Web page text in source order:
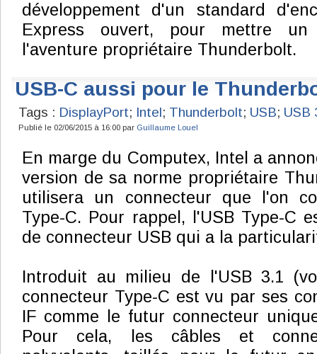
développement d'un standard
Express ouvert, pour mettre
l'aventure propriétaire Thunderbolt.
USB-C aussi pour le
Tags : DisplayPort; Intel; Thunderbolt; USB; USB
Publié le 02/06/2015 à 16:00 par Guillaume Louel
En marge du Computex, Intel a
version de sa norme propriétaire
utilisera un connecteur que l'on
Type-C. Pour rappel, l'USB Type-C
de connecteur USB qui a la
Introduit au milieu de l'USB 3.1
connecteur Type-C est vu par ses
IF comme le futur connecteur
Pour cela, les câbles et